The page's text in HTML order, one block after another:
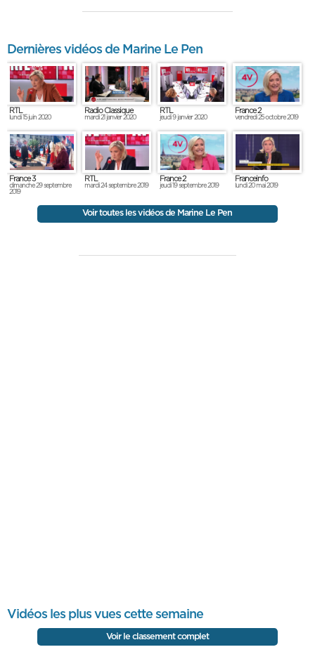
Dernières vidéos de Marine Le Pen
RTL
lundi 15 juin 2020
Radio Classique
mardi 21 janvier 2020
RTL
jeudi 9 janvier 2020
France 2
vendredi 25 octobre 2019
France 3
dimanche 29 septembre
2019
RTL
mardi 24 septembre 2019
France 2
jeudi 19 septembre 2019
Franceinfo
lundi 20 mai 2019
Voir toutes les vidéos de Marine Le Pen
Vidéos les plus vues cette semaine
Voir le classement complet